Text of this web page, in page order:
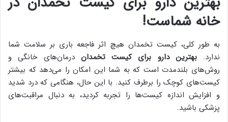
خانه شماست!
به طور کلی، کیست تخمدان هیچ اثر فاجعه باری بر سلامت شما
ندارد.بهترین دارو برای کیست تخمدان درمان‌های خانگی و
روش‌های بلندمدت است که به شما این امکان را می‌دهد که بیشتر
کیست‌های کوچک را برطرف کنید. با این حال، هنگامی که درد شدید
و افزایش اندازه کیست‌ها را تجربه کردید، به دنبال مراقبت‌های
پزشکی باشید.